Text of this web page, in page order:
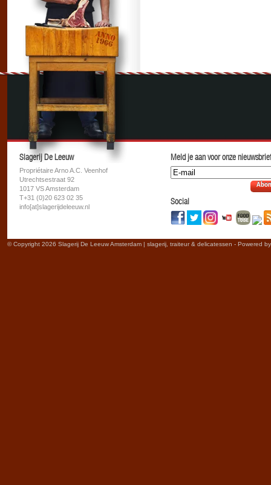
Slagerij De Leeuw
Propriétaire Arno A.C. Veenhof
Utrechtsestraat 92
1017 VS Amsterdam
T+31 (0)20 623 02 35
info[at]slagerijdeleeuw.nl
Meld je aan voor onze
Social
© Copyright 2026 Slagerij De Leeuw Amsterdam | slagerij, traiteur & delicatessen - Powered